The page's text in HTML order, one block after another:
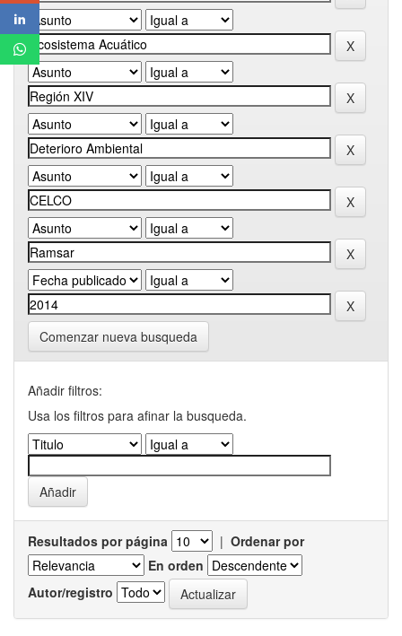
Comenzar nueva busqueda
Añadir filtros:
Usa los filtros para afinar la busqueda.
Resultados por página | Ordenar por
En orden
Autor/registro